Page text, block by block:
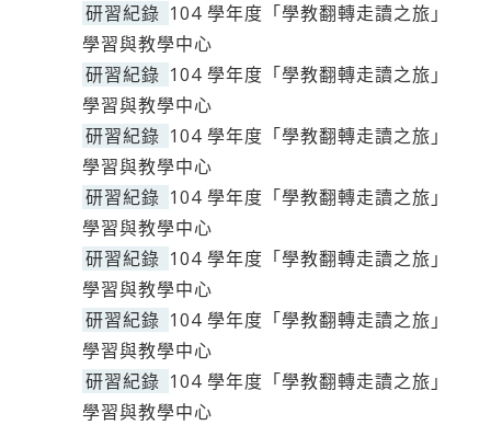
研習紀錄 104 學年度「學教翻轉走讀之旅」
學習與教學中心
研習紀錄 104 學年度「學教翻轉走讀之旅」
學習與教學中心
研習紀錄 104 學年度「學教翻轉走讀之旅」
學習與教學中心
研習紀錄 104 學年度「學教翻轉走讀之旅」
學習與教學中心
研習紀錄 104 學年度「學教翻轉走讀之旅」
學習與教學中心
研習紀錄 104 學年度「學教翻轉走讀之旅」
學習與教學中心
研習紀錄 104 學年度「學教翻轉走讀之旅」
學習與教學中心